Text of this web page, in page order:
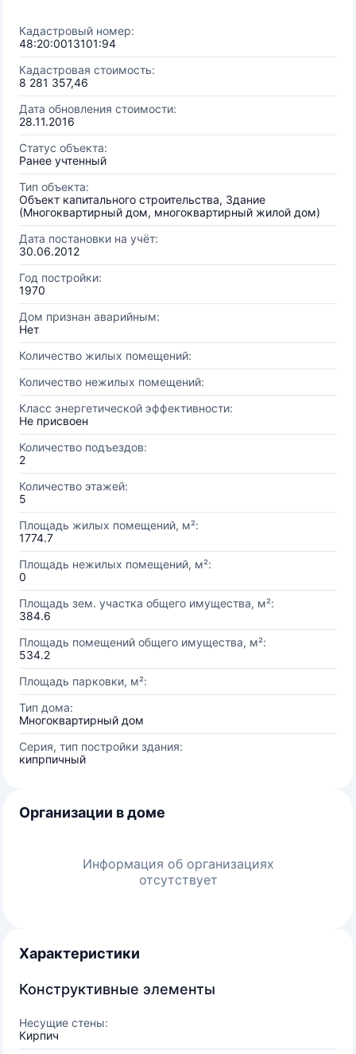
Кадастровый номер:
48:20:0013101:94
Кадастровая стоимость:
8 281 357,46
Дата обновления стоимости:
28.11.2016
Статус объекта:
Ранее учтенный
Тип объекта:
Объект капитального строительства, Здание
(Многоквартирный дом, многоквартирный жилой дом)
Дата постановки на учёт:
30.06.2012
Год постройки:
1970
Дом признан аварийным:
Нет
Количество жилых помещений:
Количество нежилых помещений:
Класс энергетической эффективности:
Не присвоен
Количество подъездов:
2
Количество этажей:
5
Площадь жилых помещений, м²:
1774.7
Площадь нежилых помещений, м²:
0
Площадь зем. участка общего имущества, м²:
384.6
Площадь помещений общего имущества, м²:
534.2
Площадь парковки, м²:
Тип дома:
Многоквартирный дом
Серия, тип постройки здания:
кипрпичный
Организации в доме
Информация об организациях
отсутствует
Характеристики
Конструктивные элементы
Несущие стены:
Кирпич